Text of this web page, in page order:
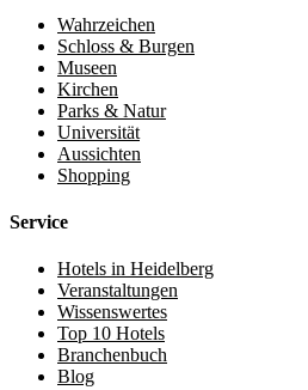
Wahrzeichen
Schloss & Burgen
Museen
Kirchen
Parks & Natur
Universität
Aussichten
Shopping
Service
Hotels in Heidelberg
Veranstaltungen
Wissenswertes
Top 10 Hotels
Branchenbuch
Blog